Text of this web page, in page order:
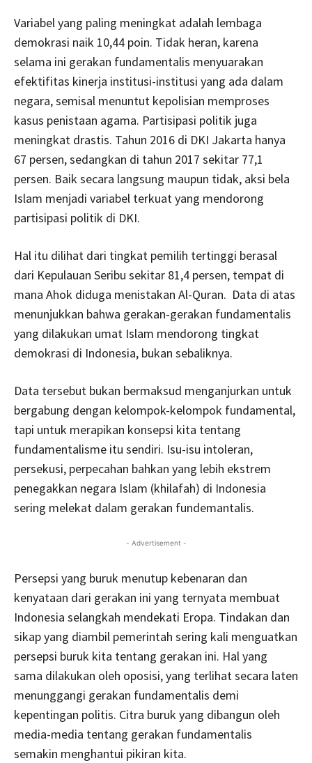
Variabel yang paling meningkat adalah lembaga
demokrasi naik 10,44 poin. Tidak heran, karena
selama ini gerakan fundamentalis menyuarakan
efektifitas kinerja institusi-institusi yang ada dalam
negara, semisal menuntut kepolisian memproses
kasus penistaan agama. Partisipasi politik juga
meningkat drastis. Tahun 2016 di DKI Jakarta hanya
67 persen, sedangkan di tahun 2017 sekitar 77,1
persen. Baik secara langsung maupun tidak, aksi bela
Islam menjadi variabel terkuat yang mendorong
partisipasi politik di DKI.
Hal itu dilihat dari tingkat pemilih tertinggi berasal
dari Kepulauan Seribu sekitar 81,4 persen, tempat di
mana Ahok diduga menistakan Al-Quran. Data di atas
menunjukkan bahwa gerakan-gerakan fundamentalis
yang dilakukan umat Islam mendorong tingkat
demokrasi di Indonesia, bukan sebaliknya.
Data tersebut bukan bermaksud menganjurkan untuk
bergabung dengan kelompok-kelompok fundamental,
tapi untuk merapikan konsepsi kita tentang
fundamentalisme itu sendiri. Isu-isu intoleran,
persekusi, perpecahan bahkan yang lebih ekstrem
penegakkan negara Islam (khilafah) di Indonesia
sering melekat dalam gerakan fundemantalis.
- Advertisement -
Persepsi yang buruk menutup kebenaran dan
kenyataan dari gerakan ini yang ternyata membuat
Indonesia selangkah mendekati Eropa. Tindakan dan
sikap yang diambil pemerintah sering kali menguatkan
persepsi buruk kita tentang gerakan ini. Hal yang
sama dilakukan oleh oposisi, yang terlihat secara laten
menunggangi gerakan fundamentalis demi
kepentingan politis. Citra buruk yang dibangun oleh
media-media tentang gerakan fundamentalis
semakin menghantui pikiran kita.